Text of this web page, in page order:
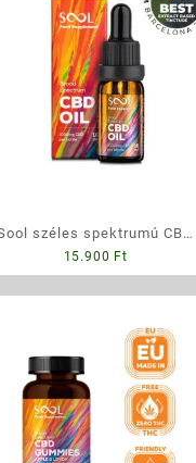
széles spektrumú CBD
olaj 1000 mg, 10 ml
15.900 Ft